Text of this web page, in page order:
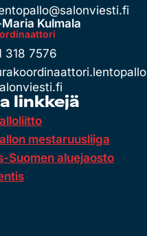
Kulmala
318 7576
linkkejä
mestaruusliiga
Suomen aluejaosto